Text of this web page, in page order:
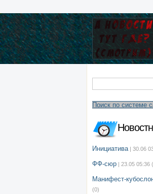
Поиск по системе
Инициатива | 30.06
ФФ-сюр | 23.05 05:36
Манифест-
(0)